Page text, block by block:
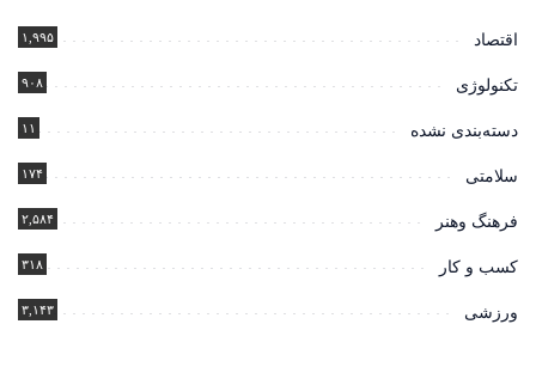
اقتصاد ۱,۹۹۵
تکنولوژی ۹۰۸
دسته‌بندی نشده ۱۱
سلامتی ۱۷۴
فرهنگ وهنر ۲,۵۸۴
کسب و کار ۳۱۸
ورزشی ۳,۱۴۳